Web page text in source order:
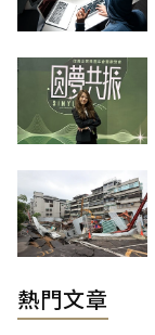
熱門文章